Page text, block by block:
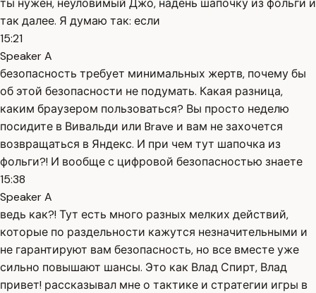
ты нужен, неуловимый Джо, надень шапочку из фольги и
так далее. Я думаю так: если
15:21
Speaker A
безопасность требует минимальных жертв, почему бы
об этой безопасности не подумать. Какая разница,
каким браузером пользоваться? Вы просто неделю
посидите в Вивальди или Brave и вам не захочется
возвращаться в Яндекс. И при чем тут шапочка из
фольги?! И вообще с цифровой безопасностью знаете
15:38
Speaker A
ведь как?! Тут есть много разных мелких действий,
которые по раздельности кажутся незначительными и
не гарантируют вам безопасность, но все вместе уже
сильно повышают шансы. Это как Влад Спирт, Влад
привет! рассказывал мне о тактике и стратегии игры в